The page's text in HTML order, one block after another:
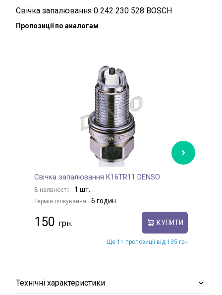
Свічка запалювання 0 242 230 528 BOSCH
Пропозиції по аналогам
Свічка запалювання K16TR11 DENSO
В наявності: 1 шт.
Термін очікування: 6 годин
150 КУПИТИ
Ще 11 пропозиції від 135 грн
Технічні характеристики